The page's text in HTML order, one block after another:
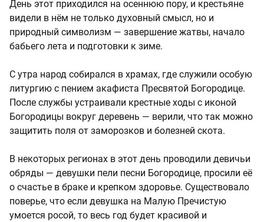
День этот приходился на осеннюю пору, и крестьяне
видели в нём не только духовный смысл, но и
природный символизм — завершение жатвы, начало
бабьего лета и подготовки к зиме.
С утра народ собирался в храмах, где служили особую
литургию с пением акафиста Пресвятой Богородице.
После службы устраивали крестные ходы с иконой
Богородицы вокруг деревень — верили, что так можно
защитить поля от заморозков и болезней скота.
В некоторых регионах в этот день проводили девичьи
обряды — девушки пели песни Богородице, просили её
о счастье в браке и крепком здоровье. Существовало
поверье, что если девушка на Малую Пречистую
умоется росой, то весь год будет красивой и